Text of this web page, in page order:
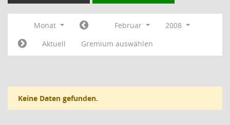
Monat Februar
2008
Aktuell
Gremium auswählen
Keine Daten gefunden.